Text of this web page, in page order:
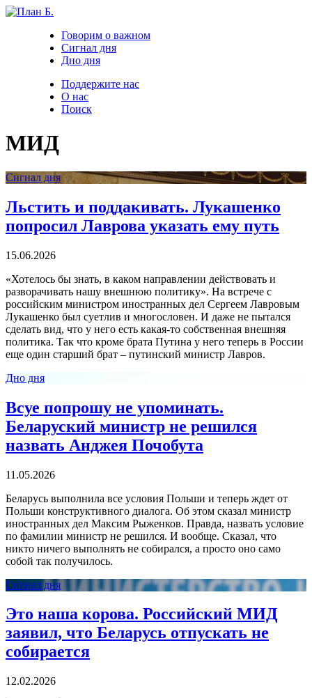
Говорим о важном
Сигнал дня
Дно дня
Поддержите нас
О нас
Поиск
МИД
Сигнал дня
Льстить и поддакивать. Лукашенко
попросил Лаврова указать ему путь
15.06.2026
«Хотелось бы знать, в каком направлении действовать и
разворачивать нашу внешнюю политику». На встрече с
российским министром иностранных дел Сергеем Лавровым
Лукашенко был суетлив и многословен. И даже не пытался
сделать вид, что у него есть какая-то собственная внешняя
политика. Так что кроме брата Путина у него теперь в России
еще один старший брат – путинский министр Лавров.
Дно дня
Всуе попрошу не упоминать.
Беларуский министр не решился
назвать Анджея Почобута
11.05.2026
Беларусь выполнила все условия Польши и теперь ждет от
Польши конструктивного диалога. Об этом сказал министр
иностранных дел Максим Рыженков. Правда, назвать условие
по фамилии министр не решился. И вообще. Сказал, что
никто ничего выполнять не собирался, а просто оно само
собой так получилось.
Сигнал дня
Это наша корова. Российский МИД
заявил, что Беларусь отпускать не
собирается
12.02.2026